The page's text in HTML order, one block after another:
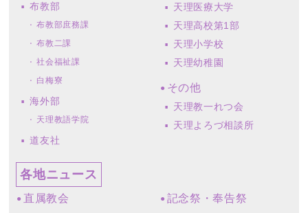
布教部
布教部庶務課
布教二課
社会福祉課
白梅寮
海外部
天理教語学院
道友社
天理医療大学
天理高校第1部
天理小学校
天理幼稚園
その他
天理教一れつ会
天理よろづ相談所
各地ニュース
直属教会
記念祭・奉告祭